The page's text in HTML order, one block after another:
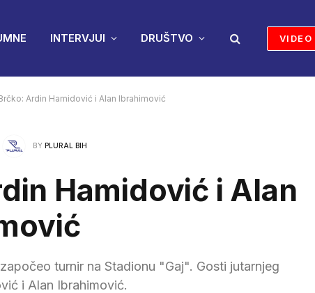
INTERVJUI DRUŠTVO VIDEO
Ardin Hamidović i Alan Ibrahimović
BY PLURAL BIH
Hamidović i Alan
turnir na Stadionu "Gaj". Gosti jutarnjeg
i Alan Ibrahimović.